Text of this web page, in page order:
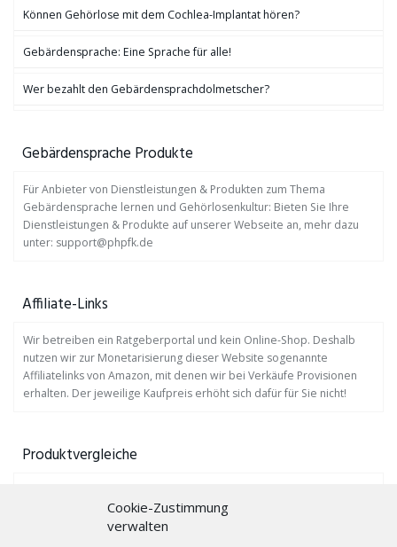
Cookie-Zustimmung
verwalten
Können Gehörlose mit dem Cochlea-Implantat hören?
Gebärdensprache: Eine Sprache für alle!
Wer bezahlt den Gebärdensprachdolmetscher?
Gebärdensprache Produkte
Für Anbieter von Dienstleistungen & Produkten zum Thema
Gebärdensprache lernen und Gehörlosenkultur: Bieten Sie Ihre
Dienstleistungen & Produkte auf unserer Webseite an, mehr dazu
unter: support@phpfk.de
Affiliate-Links
Wir betreiben ein Ratgeberportal und kein Online-Shop. Deshalb
nutzen wir zur Monetarisierung dieser Website sogenannte
Affiliatelinks von Amazon, mit denen wir bei Verkäufe Provisionen
erhalten. Der jeweilige Kaufpreis erhöht sich dafür für Sie nicht!
Produktvergleiche
Gebärdensprache lernen mit Bücher!